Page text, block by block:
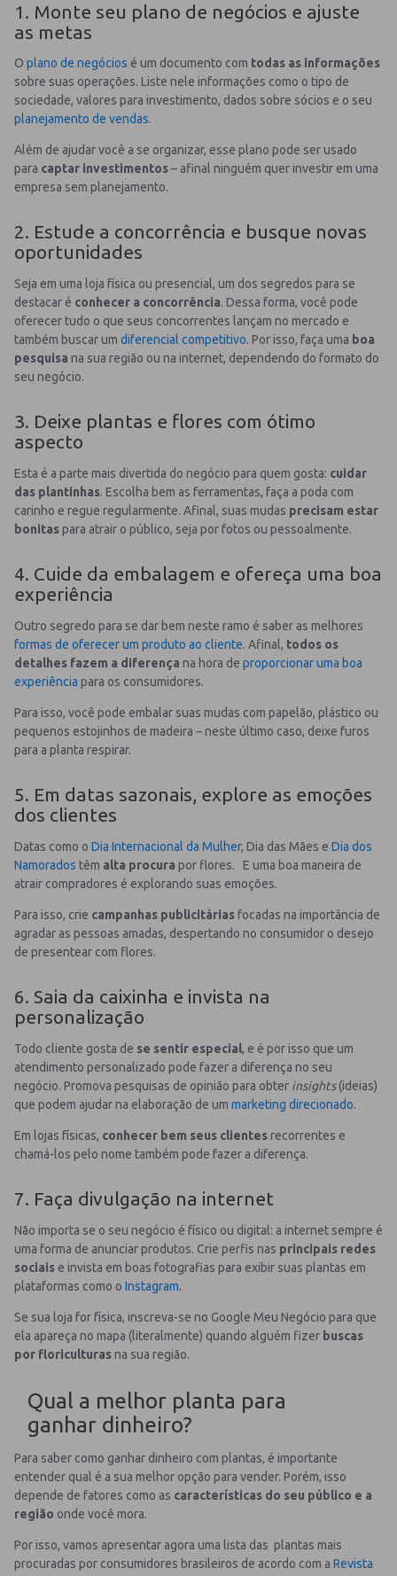
1. Monte seu plano de negócios e ajuste
as metas
O plano de negócios é um documento com todas as informações
sobre suas operações. Liste nele informações como o tipo de
sociedade, valores para investimento, dados sobre sócios e o seu
planejamento de vendas.
Além de ajudar você a se organizar, esse plano pode ser usado
para captar investimentos– afinal ninguém quer investir em uma
empresa sem planejamento.
2. Estude a concorrência e busque novas
oportunidades
Seja em uma loja física ou presencial, um dos segredos para se
destacar é conhecer a concorrência. Dessa forma, você pode
oferecer tudo o que seus concorrentes lançam no mercado e
também buscar um diferencial competitivo. Por isso, faça uma boa
pesquisa na sua região ou na internet, dependendo do formato do
seu negócio.
3. Deixe plantas e flores com ótimo
aspecto
Esta é a parte mais divertida do negócio para quem gosta: cuidar
das plantinhas. Escolha bem as ferramentas, faça a poda com
carinho e regue regularmente. Afinal, suas mudas precisam estar
bonitaspara atrair o público, seja por fotos ou pessoalmente.
4. Cuide da embalagem e ofereça uma boa
experiência
Outro segredo para se dar bem neste ramo é saber as melhores
formas de oferecer um produto ao cliente. Afinal, todos os
detalhes fazem a diferença na hora de proporcionar uma boa
experiência para os consumidores.
Para isso, você pode embalar suas mudas com papelão, plástico ou
pequenos estojinhos de madeira – neste último caso, deixe furos
para a planta respirar.
5. Em datas sazonais, explore as emoções
dos clientes
Datas como o Dia Internacional da Mulher, Dia das Mães e Dia dos
Namorados têm alta procura por flores. E uma boa maneira de
atrair compradores é explorando suas emoções.
Para isso, crie campanhas publicitáriasfocadas na importância de
agradar as pessoas amadas, despertando no consumidor o desejo
de presentear com flores.
6. Saia da caixinha e invista na
personalização
Todo cliente gosta de se sentir especial, e é por isso que um
atendimento personalizado pode fazer a diferença no seu
negócio. Promova pesquisas de opinião para obter insights(ideias)
que podem ajudar na elaboração de um marketing direcionado.
Em lojas físicas, conhecer bem seus clientesrecorrentes e
chamá-los pelo nome também pode fazer a diferença.
7. Faça divulgação na internet
Não importa se o seu negócio é físico ou digital: a internet sempre é
uma forma de anunciar produtos. Crie perfis nas principais redes
sociais e invista em boas fotografias para exibir suas plantas em
plataformas como o Instagram.
Se sua loja for física, inscreva-se no Google Meu Negócio para que
ela apareça no mapa (literalmente) quando alguém fizer buscas
por floriculturasna sua região.
Qual a melhor planta para
ganhar dinheiro?
Para saber como ganhar dinheiro com plantas, é importante
entender qual é a sua melhor opção para vender. Porém, isso
depende de fatores como as características do seu público e a
região onde você mora.
Por isso, vamos apresentar agora uma lista das plantas mais
procuradas por consumidores brasileiros de acordo com a Revista